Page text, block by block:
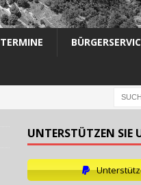
TERMINE
UNTERSTÜTZEN SIE